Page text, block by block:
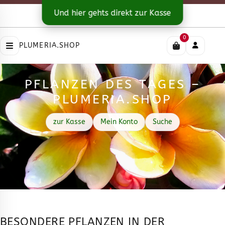
Kontakt|Versandarten
PLUMERIA.SHOP
0
PFLANZEN DES TAGES –
PLUMERIA.SHOP
zur Kasse Mein Konto Suche
BESONDERE PFLANZEN IN DER
Und hier gehts direkt zur Kasse